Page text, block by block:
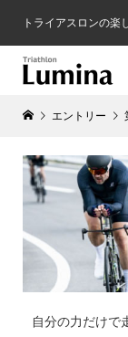
トライアスロンの楽
エントリー
自分の力だけで